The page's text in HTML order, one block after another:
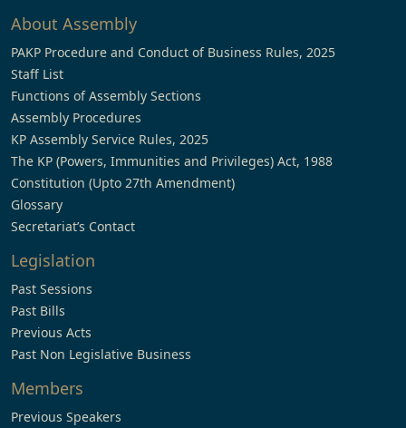
About Assembly
PAKP Procedure and Conduct of Business Rules, 2025
Staff List
Functions of Assembly Sections
Assembly Procedures
KP Assembly Service Rules, 2025
The KP (Powers, Immunities and Privileges) Act, 1988
Constitution (Upto 27th Amendment)
Glossary
Secretariat’s Contact
Legislation
Past Sessions
Past Bills
Previous Acts
Past Non Legislative Business
Members
Previous Speakers